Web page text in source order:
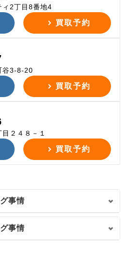
ィ2丁目8番地4
買取予約
谷3-8-20
買取予約
２４８－１
買取予約
事情
事情